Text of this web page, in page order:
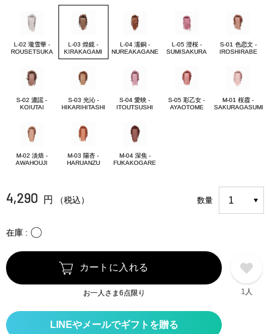
L-02 瓏雪華 -
ROUSETSUKA
L-03 煌鏡 -
KIRAKAGAMI
L-04 濡銅 -
NUREAKAGANE
L-05 澄桜 -
SUMISAKURA
S-01 色恋文 -
IROSHIRABE
S-02 濃謡 -
KOIUTAI
S-03 光沁 -
HIKARIHITASHI
S-04 愛映 -
ITOUTSUSHI
S-05 彩乙女 -
AYAOTOME
M-01 桜霞 -
SAKURAGASUMI
M-02 淡焙 -
AWAHOUJI
M-03 陽杏 -
HARUANZU
M-04 深焦 -
FUKAKOGARE
4,290 円 （税込） 数量
在庫 〇
カートに入れる
お一人さま6点限り 1人